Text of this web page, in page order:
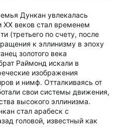
Дункан увлекалась
ХХ веков стал временем
(третьего по счету, после
к эллинизму в эпоху
золотого века
Раймонд искали в
изображения
и нимф. Отталкиваясь от
свои системы движения,
высокого эллинизма.
стал арабеск с
головой, известный как